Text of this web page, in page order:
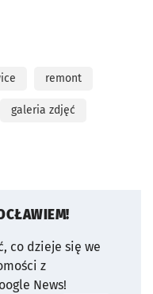
remont
galeria zdjęć
co dzieje się we
z
News!